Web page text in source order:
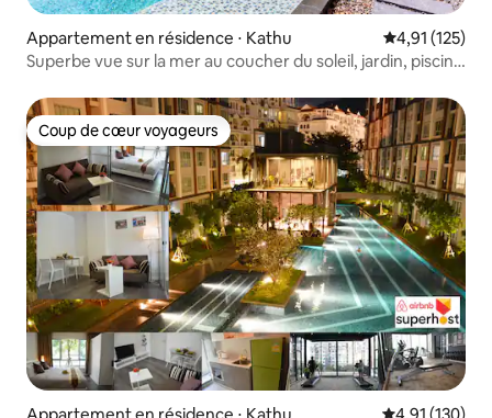
Appartement en résidence ⋅ Kathu Évaluation
4,91 (125)
Superbe vue sur la mer au coucher du soleil, jardin, piscine
chambre confortable + sécurité 24h/24
Coup de cœur voyageurs
Coup de cœur voyageurs